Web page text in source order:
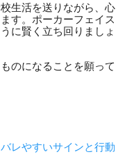
生活を送りながら、心
す。ポーカーフェイス
に賢く立ち回りましょ
のになることを願って
レやすいサインと行動